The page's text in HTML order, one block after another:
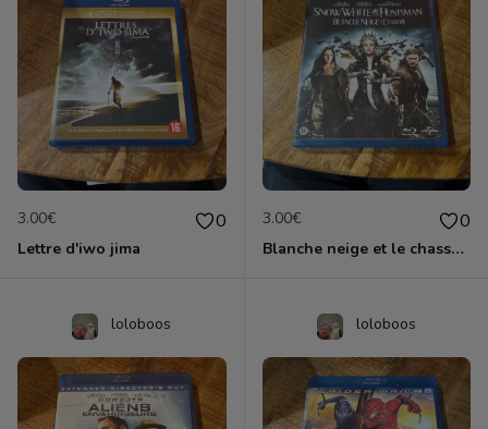
3.00€ 0
Lettre d'iwo jima
3.00€ 0
Blanche neige et le chasseur
loloboos loloboos